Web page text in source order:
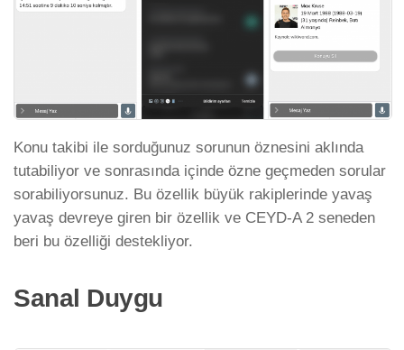
Konu takibi ile sorduğunuz sorunun öznesini aklında
tutabiliyor ve sonrasında içinde özne geçmeden sorular
sorabiliyorsunuz. Bu özellik büyük rakiplerinde yavaş
yavaş devreye giren bir özellik ve CEYD-A 2 seneden
beri bu özelliği destekliyor.
Sanal Duygu